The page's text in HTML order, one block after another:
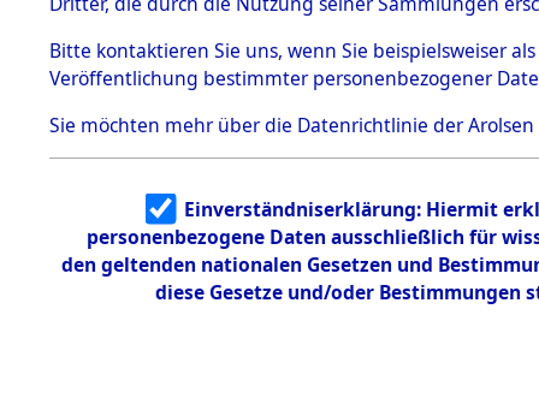
Effekten aus
dem KZ
Dachau,
Landesentsch
ädigungsamt
Effekten aus
dem KZ
Neuengamm
e
Dokument
Deutschland
Weitere Angaben
Die Personalien des
wurden nach der
Häftlingsnummer
21341
Bitte kontaktieren Sie uns, wenn Sie beispielsweiser
Veröffentlichung bestimmter personenbezogener
Sie möchten mehr über die Datenrichtlinie der Arolsen
Einverständniserklärung: Hiermit
personenbezogene Daten ausschließlich für
den geltenden nationalen Gesetzen und
diese Gesetze und/oder Bestimmungen